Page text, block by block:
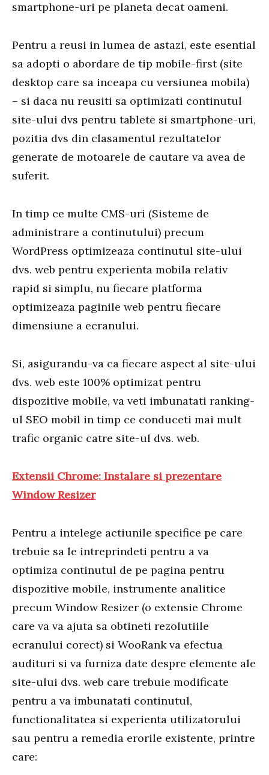
smartphone-uri pe planeta decat oameni.
Pentru a reusi in lumea de astazi, este esential
sa adopti o abordare de tip mobile-first (site
desktop care sa inceapa cu versiunea mobila)
– si daca nu reusiti sa optimizati continutul
site-ului dvs pentru tablete si smartphone-uri,
pozitia dvs din clasamentul rezultatelor
generate de motoarele de cautare va avea de
suferit.
In timp ce multe CMS-uri (Sisteme de
administrare a continutului) precum
WordPress optimizeaza continutul site-ului
dvs. web pentru experienta mobila relativ
rapid si simplu, nu fiecare platforma
optimizeaza paginile web pentru fiecare
dimensiune a ecranului.
Si, asigurandu-va ca fiecare aspect al site-ului
dvs. web este 100% optimizat pentru
dispozitive mobile, va veti imbunatati ranking-
ul SEO mobil in timp ce conduceti mai mult
trafic organic catre site-ul dvs. web.
Extensii Chrome: Instalare si prezentare
Window Resizer
Pentru a intelege actiunile specifice pe care
trebuie sa le intreprindeti pentru a va
optimiza continutul de pe pagina pentru
dispozitive mobile, instrumente analitice
precum Window Resizer (o extensie Chrome
care va va ajuta sa obtineti rezolutiile
ecranului corect) si WooRank va efectua
audituri si va furniza date despre elemente ale
site-ului dvs. web care trebuie modificate
pentru a va imbunatati continutul,
functionalitatea si experienta utilizatorului
sau pentru a remedia erorile existente, printre
care: